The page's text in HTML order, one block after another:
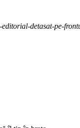
detasat-pe-